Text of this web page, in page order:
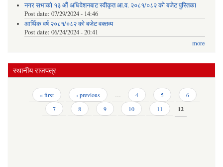
नगर सभाको १३ औं अधिवेशनबाट स्वीकृत आ.व. २०८१/०८२ को बजेट पुस्तिका
Post date: 07/29/2024 - 14:46
आर्थिक वर्ष २०८१/०८२ को बजेट वक्तव्य
Post date: 06/24/2024 - 20:41
more
स्थानीय राजपत्र
Pages « first ‹ previous … 4 5
6
7
8 9 10 11 12